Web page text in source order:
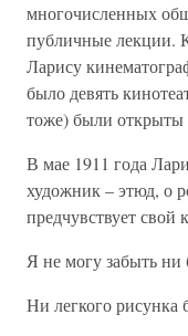
многочисленных
публичные лекции.
Ларису
было девять
тоже) были
В мае 1911 года
художник – этюд, о
предчувствует
Я не могу забыть ни
Ни легкого рисунка